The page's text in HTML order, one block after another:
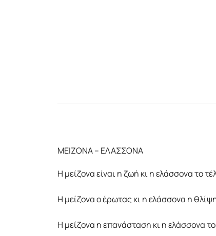
ΜΕΙΖΟΝΑ – ΕΛΑΣΣΟΝΑ
Η μείζονα είναι η ζωή κι η ελάσσονα το
Η µείζονα ο έρωτας κι η ελάσσονα η
Η µείζονα η επανάσταση κι η ελάσσονα